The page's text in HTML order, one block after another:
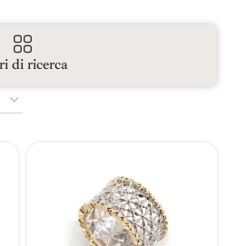
di ricerca